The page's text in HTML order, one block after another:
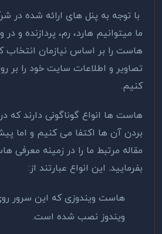
با توجه به پنل ­های ارائه شده
ما می­توانیم هارد، رم، پردازنده و در
هاست را بر اساس نیازمان انتخاب
کنیم.
هاست ها انواع گوناگونی دارند که
بردن آن ها اکتفا می کنیم و اما
مقاله مرتبط ما را در زمینه معرفی
بفرمایید. این انواع عبارتند از:
هاست ویندوزی که این سرور
ویندوز نصب شده است.